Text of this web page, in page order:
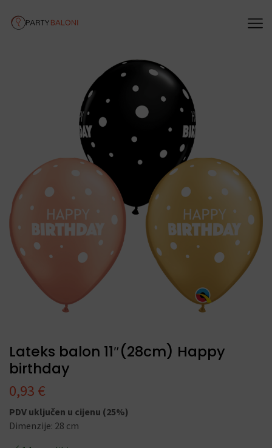
Lateks balon 11″(28cm) Happy
birthday
0,93 €
PDV uključen u cijenu (25%)
Dimenzije: 28 cm